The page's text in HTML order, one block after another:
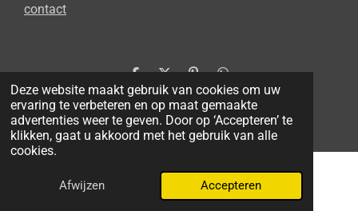
Deze website maakt gebruik van cookies om uw
ervaring te verbeteren en op maat gemaakte
advertenties weer te geven. Door op ‘Accepteren’ te
klikken, gaat u akkoord met het gebruik van alle
cookies.
Afwijzen Accepteren
contact
e
l
e
n
e
e
n
n
e
n
e
l
e
n
© 2026 LARP.NL by Goblin
Powered byJouwWeb